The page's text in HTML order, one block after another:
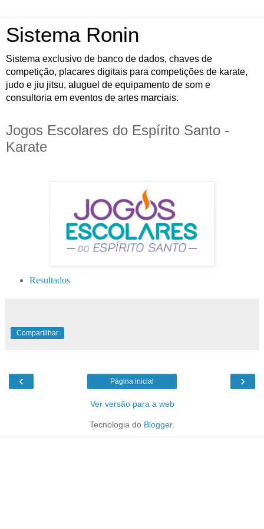
Sistema Ronin
Sistema exclusivo de banco de dados, chaves de
competição, placares digitais para competições de karate,
judo e jiu jitsu, aluguel de equipamento de som e
consultoria em eventos de artes marciais.
Jogos Escolares do Espírito Santo -
Karate
Resultados
Compartilhar
‹ ›
Página inicial
Ver versão para a web
Tecnologia do Blogger.